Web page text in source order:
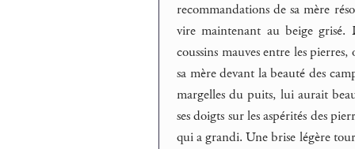
recommandations de sa mère
vire maintenant au beige grisé.
coussins mauves entre les
sa mère devant la beauté des
margelles du puits, lui aurait
ses doigts sur les aspérités des
qui a grandi. Une brise légère